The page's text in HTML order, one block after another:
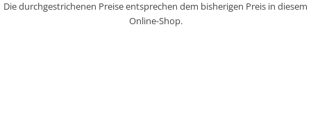
Die durchgestrichenen Preise entsprechen dem bisherigen Preis in diesem
Online-Shop.